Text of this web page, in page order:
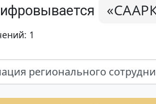
1
регионального